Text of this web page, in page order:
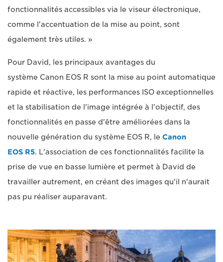
fonctionnalités accessibles via le viseur électronique,
comme l'accentuation de la mise au point, sont
également très utiles. »
Pour David, les principaux avantages du
système Canon EOS R sont la mise au point automatique
rapide et réactive, les performances ISO exceptionnelles
et la stabilisation de l'image intégrée à l'objectif, des
fonctionnalités en passe d'être améliorées dans la
nouvelle génération du système EOS R, le Canon
EOS R5. L'association de ces fonctionnalités facilite la
prise de vue en basse lumière et permet à David de
travailler autrement, en créant des images qu'il n'aurait
pas pu réaliser auparavant.